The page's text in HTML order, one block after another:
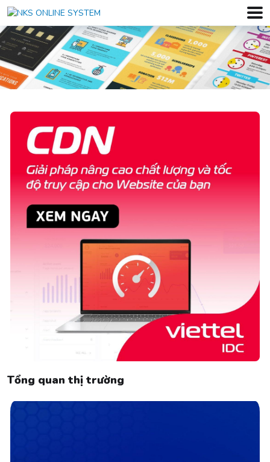
Tổng quan thị trường